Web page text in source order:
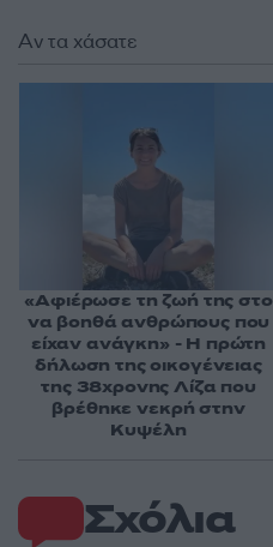
Σχόλια
Αν τα χάσατε
«Αφιέρωσε τη ζωή της στο
να βοηθά ανθρώπους που
είχαν ανάγκη» - Η πρώτη
δήλωση της οικογένειας
της 38χρονης Λίζα που
βρέθηκε νεκρή στην
Κυψέλη